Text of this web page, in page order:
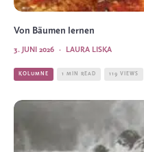
Von Bäumen lernen
LAURA LISKA
·
3. JUNI 2026
KOLUMNE 1 MIN READ 119 VIEWS